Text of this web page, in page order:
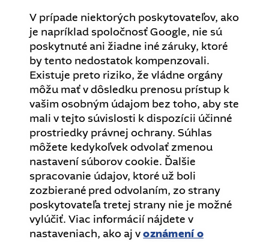
V prípade niektorých poskytovateľov, ako
je napríklad spoločnosť Google, nie sú
poskytnuté ani žiadne iné záruky, ktoré
by tento nedostatok kompenzovali.
Existuje preto riziko, že vládne orgány
môžu mať v dôsledku prenosu prístup k
vašim osobným údajom bez toho, aby ste
mali v tejto súvislosti k dispozícii účinné
prostriedky právnej ochrany. Súhlas
môžete kedykoľvek odvolať zmenou
nastavení súborov cookie. Ďalšie
spracovanie údajov, ktoré už boli
zozbierané pred odvolaním, zo strany
poskytovateľa tretej strany nie je možné
vylúčiť. Viac informácií nájdete v
nastaveniach, ako aj voznámení o